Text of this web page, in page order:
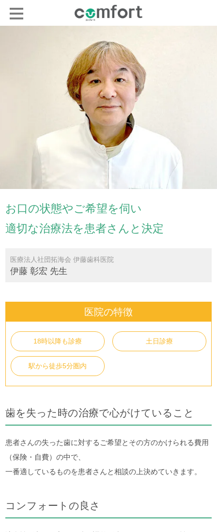
お口の状態やご希望を伺い
適切な治療法を患者さんと決定
医療法人社団拓海会 伊藤歯科医院
伊藤 彰宏 先生
医院の特徴
18時以降も診療 土日診療
駅から徒歩5分圏内
歯を失った時の治療で心がけていること
患者さんの失った歯に対するご希望とその方のかけられる費用
（保険・自費）の中で、
一番適しているものを患者さんと相談の上決めていきます。
コンフォートの良さ